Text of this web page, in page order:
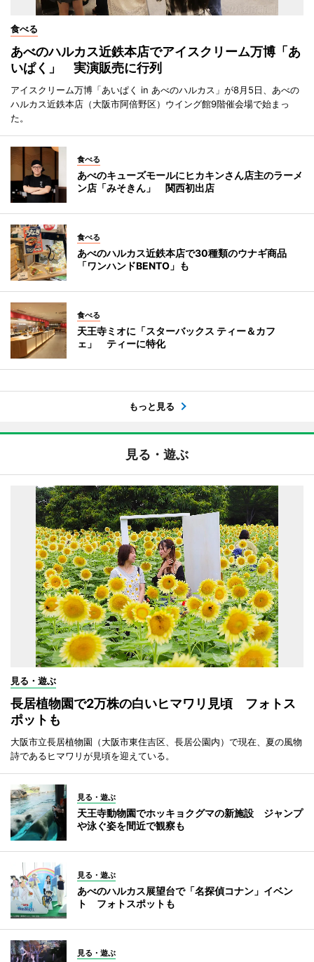
食べる
あべのハルカス近鉄本店でアイスクリーム万博「あ
いぱく」 実演販売に行列
アイスクリーム万博「あいぱく in あべのハルカス」が8月5日、あべの
ハルカス近鉄本店（大阪市阿倍野区）ウイング館9階催会場で始まっ
た。
食べる
あべのキューズモールにヒカキンさん店主のラーメ
ン店「みそきん」 関西初出店
食べる
あべのハルカス近鉄本店で30種類のウナギ商品
「ワンハンドBENTO」も
食べる
天王寺ミオに「スターバックス ティー＆カフ
ェ」 ティーに特化
もっと見る
見る・遊ぶ
見る・遊ぶ
長居植物園で2万株の白いヒマワリ見頃 フォトス
ポットも
大阪市立長居植物園（大阪市東住吉区、長居公園内）で現在、夏の風物
詩であるヒマワリが見頃を迎えている。
見る・遊ぶ
天王寺動物園でホッキョクグマの新施設 ジャンプ
や泳ぐ姿を間近で観察も
見る・遊ぶ
あべのハルカス展望台で「名探偵コナン」イベン
ト フォトスポットも
見る・遊ぶ